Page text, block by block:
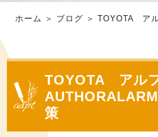
ホーム
＞ ブログ ＞ TOYOTA
TOYOTA アル
策